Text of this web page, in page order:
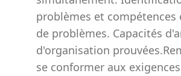
problèmes et compétences
de problèmes. Capacités
d'organisation
se conformer aux